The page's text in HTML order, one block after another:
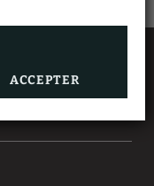
ACCEPTER